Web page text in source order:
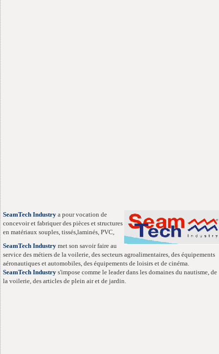
SeamTech Industry a pour vocation de
concevoir et fabriquer des pièces et structures
en matériaux souples, tissés,laminés, PVC,
SeamTech Industry met son savoir faire au
service des métiers de la voilerie, des secteurs agroalimentaires, des équipements
aéronautiques et automobiles, des équipements de loisirs et de cinéma.
SeamTech Industry s'impose comme le leader dans les domaines du nautisme, de
la voilerie, des articles de plein air et de jardin.